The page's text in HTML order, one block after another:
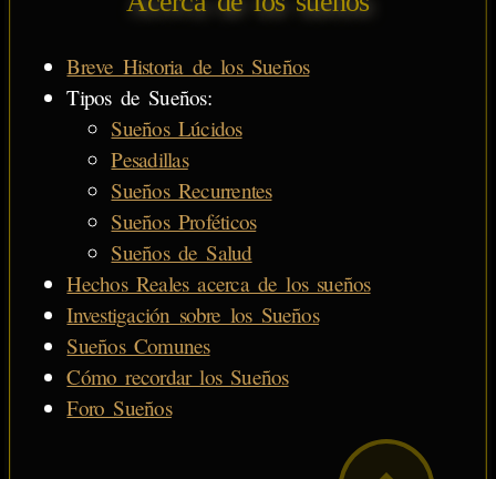
Breve Historia de los Sueños
Tipos de Sueños:
Sueños Lúcidos
Pesadillas
Sueños Recurrentes
Sueños Proféticos
Sueños de Salud
Hechos Reales acerca de los sueños
Investigación sobre los Sueños
Sueños Comunes
Cómo recordar los Sueños
Foro Sueños